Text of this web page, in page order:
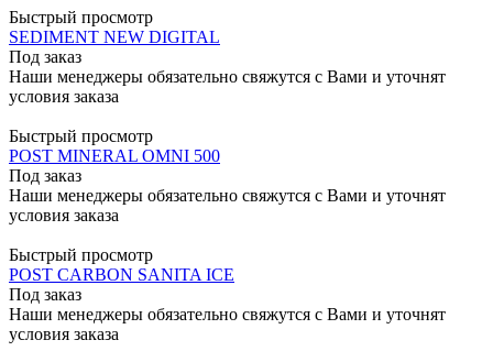
Быстрый просмотр
SEDIMENT NEW DIGITAL
Под заказ
Наши менеджеры обязательно свяжутся с Вами и уточнят
условия заказа
Быстрый просмотр
POST MINERAL OMNI 500
Под заказ
Наши менеджеры обязательно свяжутся с Вами и уточнят
условия заказа
Быстрый просмотр
POST CARBON SANITA ICE
Под заказ
Наши менеджеры обязательно свяжутся с Вами и уточнят
условия заказа